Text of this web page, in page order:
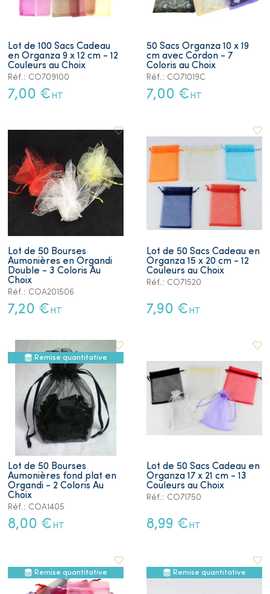
Lot de 100 Sacs Cadeau
en Organza 9 x 12 cm - 12
Couleurs au Choix
Réf.: CO709100
7,00 € HT
50 Sacs Organza 10 x 19
cm avec Cordon - 7
Coloris au Choix
Réf.: CO71019C
7,00 € HT
Lot de 50 Bourses
Aumonières en Organdi
Double - 3 Coloris Au
Choix
Réf.: COA201506
7,20 € HT
Lot de 50 Sacs Cadeau en
Organza 15 x 20 cm - 12
Couleurs au Choix
Réf.: CO71520
7,90 € HT
Remise quantitative
Lot de 50 Bourses
Aumonières fond plat en
Organdi - 2 Coloris Au
Choix
Réf.: COA1405
8,00 € HT
Lot de 50 Sacs Cadeau en
Organza 17 x 21 cm - 13
Couleurs au Choix
Réf.: CO71750
8,99 € HT
Remise quantitative Remise quantitative